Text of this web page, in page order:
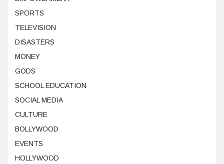
SPORTS
TELEVISION
DISASTERS
MONEY
GODS
SCHOOL EDUCATION
SOCIAL MEDIA
CULTURE
BOLLYWOOD
EVENTS
HOLLYWOOD